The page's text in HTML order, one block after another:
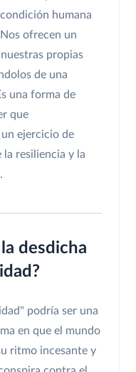
humana
ofrecen un
propias
de una
una forma de
que
ejercicio de
la resiliencia y la
desdicha
podría ser una
en que el mundo
ritmo incesante y